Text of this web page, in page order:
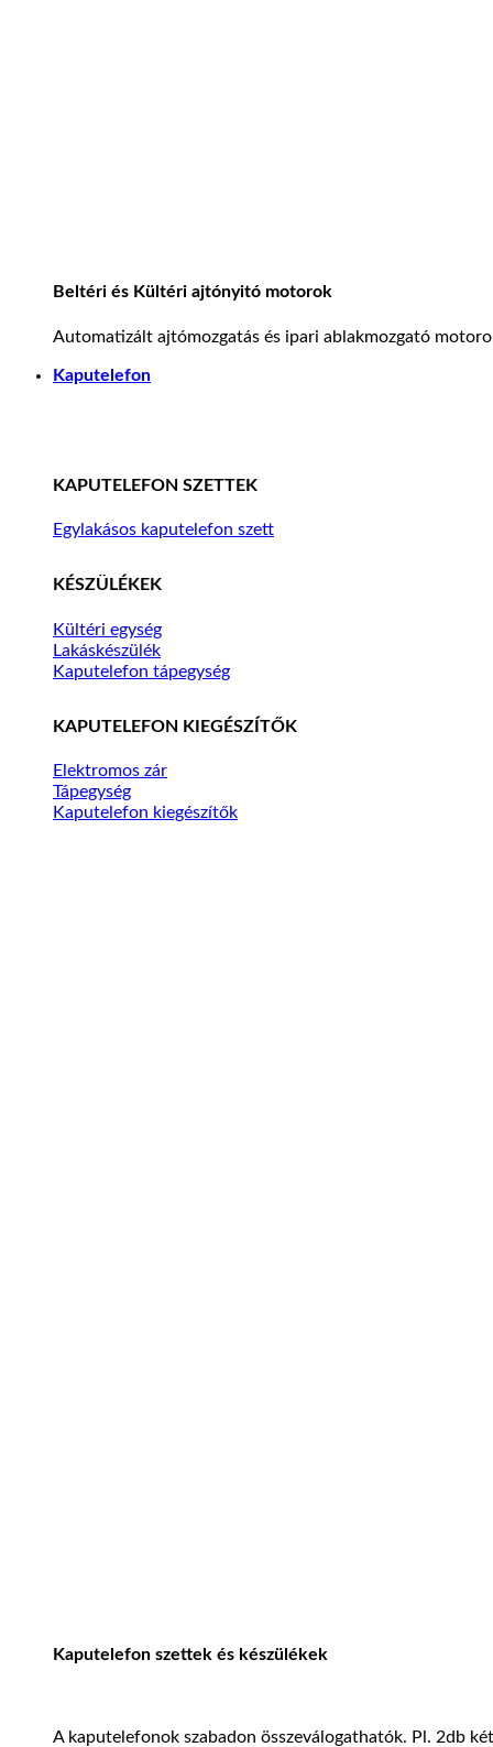
Beltéri és Kültéri ajtónyitó motorok
Automatizált ajtómozgatás és ipari ablakmozgató
Kaputelefon
KAPUTELEFON SZETTEK
Egylakásos kaputelefon szett
KÉSZÜLÉKEK
Kültéri egység
Lakáskészülék
Kaputelefon tápegység
KAPUTELEFON KIEGÉSZÍTŐK
Elektromos zár
Tápegység
Kaputelefon kiegészítők
Kaputelefon szettek és készülékek
A kaputelefonok szabadon összeválogathatók. Pl. 2db